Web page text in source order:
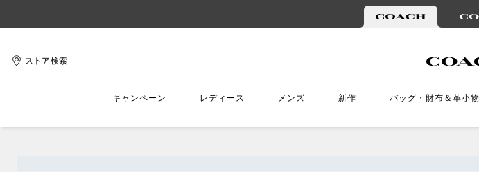
ストア検索
キャンペーン レディース メンズ 新作 バッグ・財布＆革小物